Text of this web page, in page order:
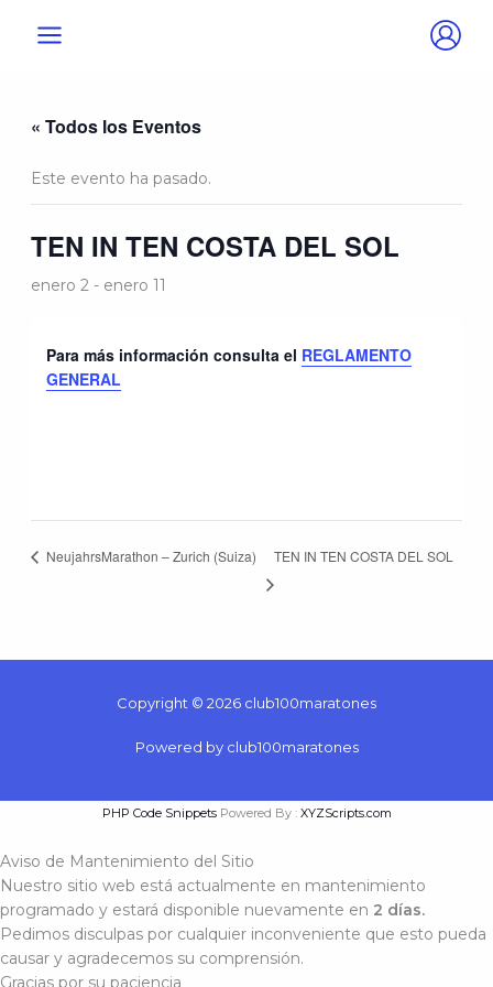
« Todos los Eventos
Este evento ha pasado.
TEN IN TEN COSTA DEL SOL
enero 2- enero 11
Para más información consulta el REGLAMENTO
GENERAL
NeujahrsMarathon – Zurich (Suiza) TEN IN TEN COSTA DEL SOL
Copyright © 2026 club100maratones
Powered by club100maratones
PHP Code SnippetsPowered By : XYZScripts.com
Aviso de Mantenimiento del Sitio
Nuestro sitio web está actualmente en mantenimiento
programado y estará disponible nuevamente en 2 días.
Pedimos disculpas por cualquier inconveniente que esto pueda
causar y agradecemos su comprensión.
Gracias por su paciencia